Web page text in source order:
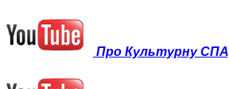
Про Культурну